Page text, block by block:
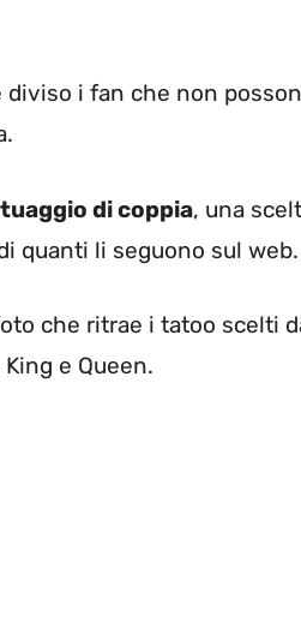
diviso i fan che non
di coppia, una
quanti li seguono sul web.
che ritrae i tatoo scelti
e Queen.